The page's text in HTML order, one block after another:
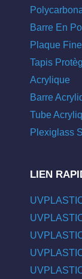
Barre En
Plaque
Tapis
Acrylique
Barre
Tube
Plexiglass
LIEN